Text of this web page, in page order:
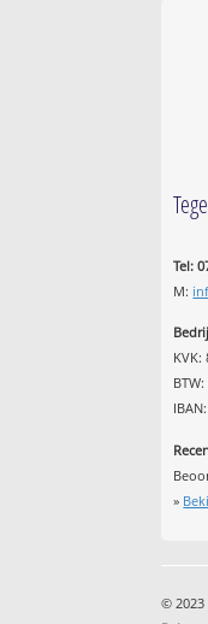
Tel:
M:
KVK:
»
© 2023